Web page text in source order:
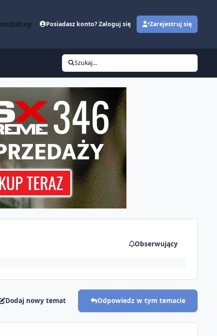
Statusy Posiadasz konto? Zaloguj się Zarejestruj się
Szukaj...
Obserwujący
Dodaj nowy temat Odpowiedz w tym temacie